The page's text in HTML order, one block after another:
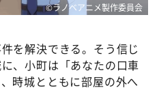
©ラノベアニメ製作委員会
を解決できる。そう信じ
、小町は「あなたの口車
時城とともに部屋の外へ